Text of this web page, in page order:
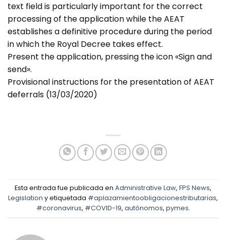
text field is particularly important for the correct
processing of the application while the AEAT
establishes a definitive procedure during the period
in which the Royal Decree takes effect.
Present the application, pressing the icon «Sign and
send».
Provisional instructions for the presentation of AEAT
deferrals (13/03/2020)
Esta entrada fue publicada en Administrative Law, FPS News,
Legislation y etiquetada #aplazamientoobligacionestributarias,
#coronavirus, #COVID-19, autónomos, pymes.